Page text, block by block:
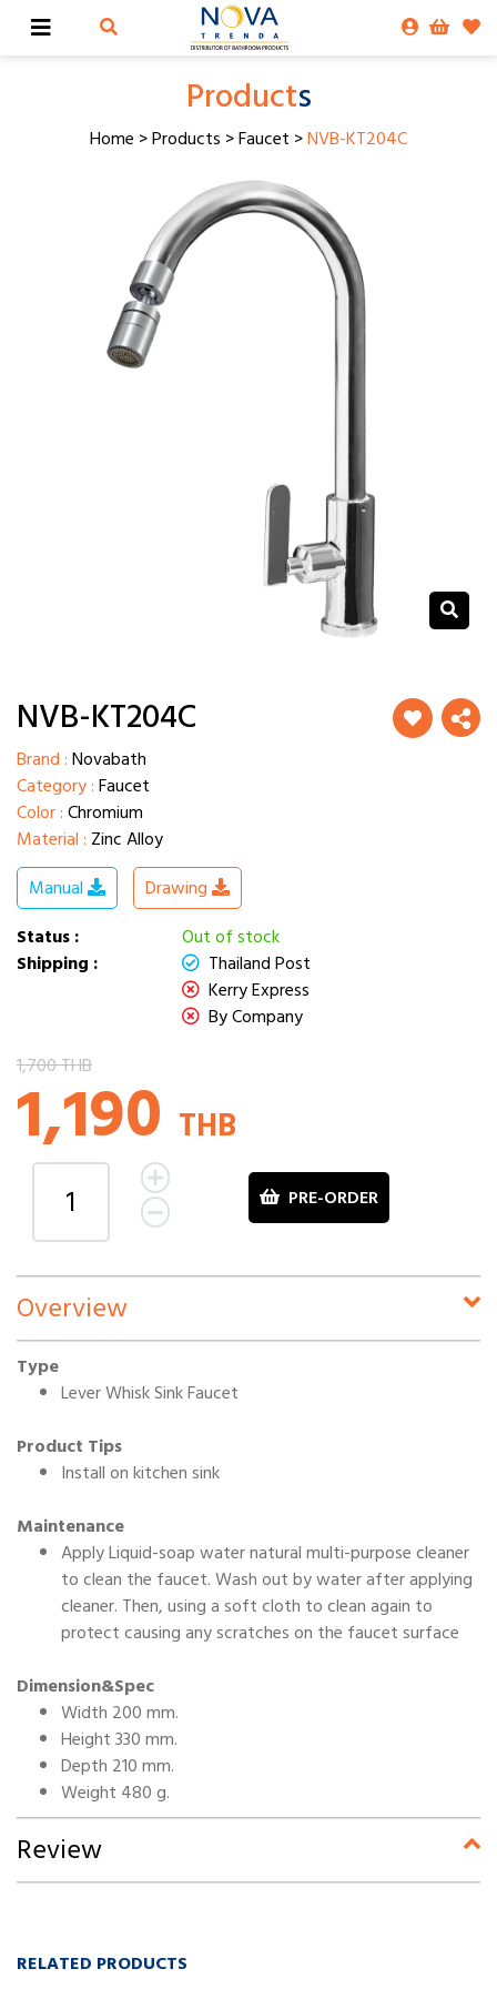
Products
Home >Products >Faucet >NVB-KT204C
NVB-KT204C
Brand :Novabath
Category :Faucet
Color :Chromium
Material : Zinc Alloy
Manual
Drawing
Status :
Shipping :
Out of stock
Thailand Post
Kerry Express
By Company
1,700 THB
1,190 THB
PRE-ORDER
Overview
Type
Lever Whisk Sink Faucet
Product Tips
Install on kitchen sink
Maintenance
Apply Liquid-soap water natural multi-purpose cleaner
to clean the faucet. Wash out by water after applying
cleaner. Then, using a soft cloth to clean again to
protect causing any scratches on the faucet surface
Dimension&Spec
Width 200 mm.
Height 330 mm.
Depth 210 mm.
Weight 480 g.
Review
RELATED PRODUCTS